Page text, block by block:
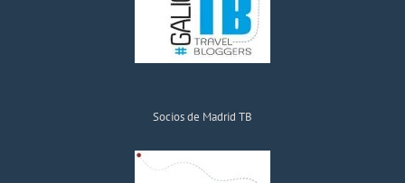
Socios de Madrid TB